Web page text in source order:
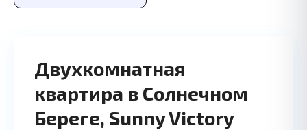
Двухкомнатная
квартира в Солнечном
Береге, Sunny Victory